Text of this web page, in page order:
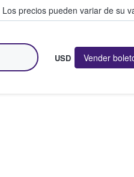
Los precios pueden variar de su
USD Vender